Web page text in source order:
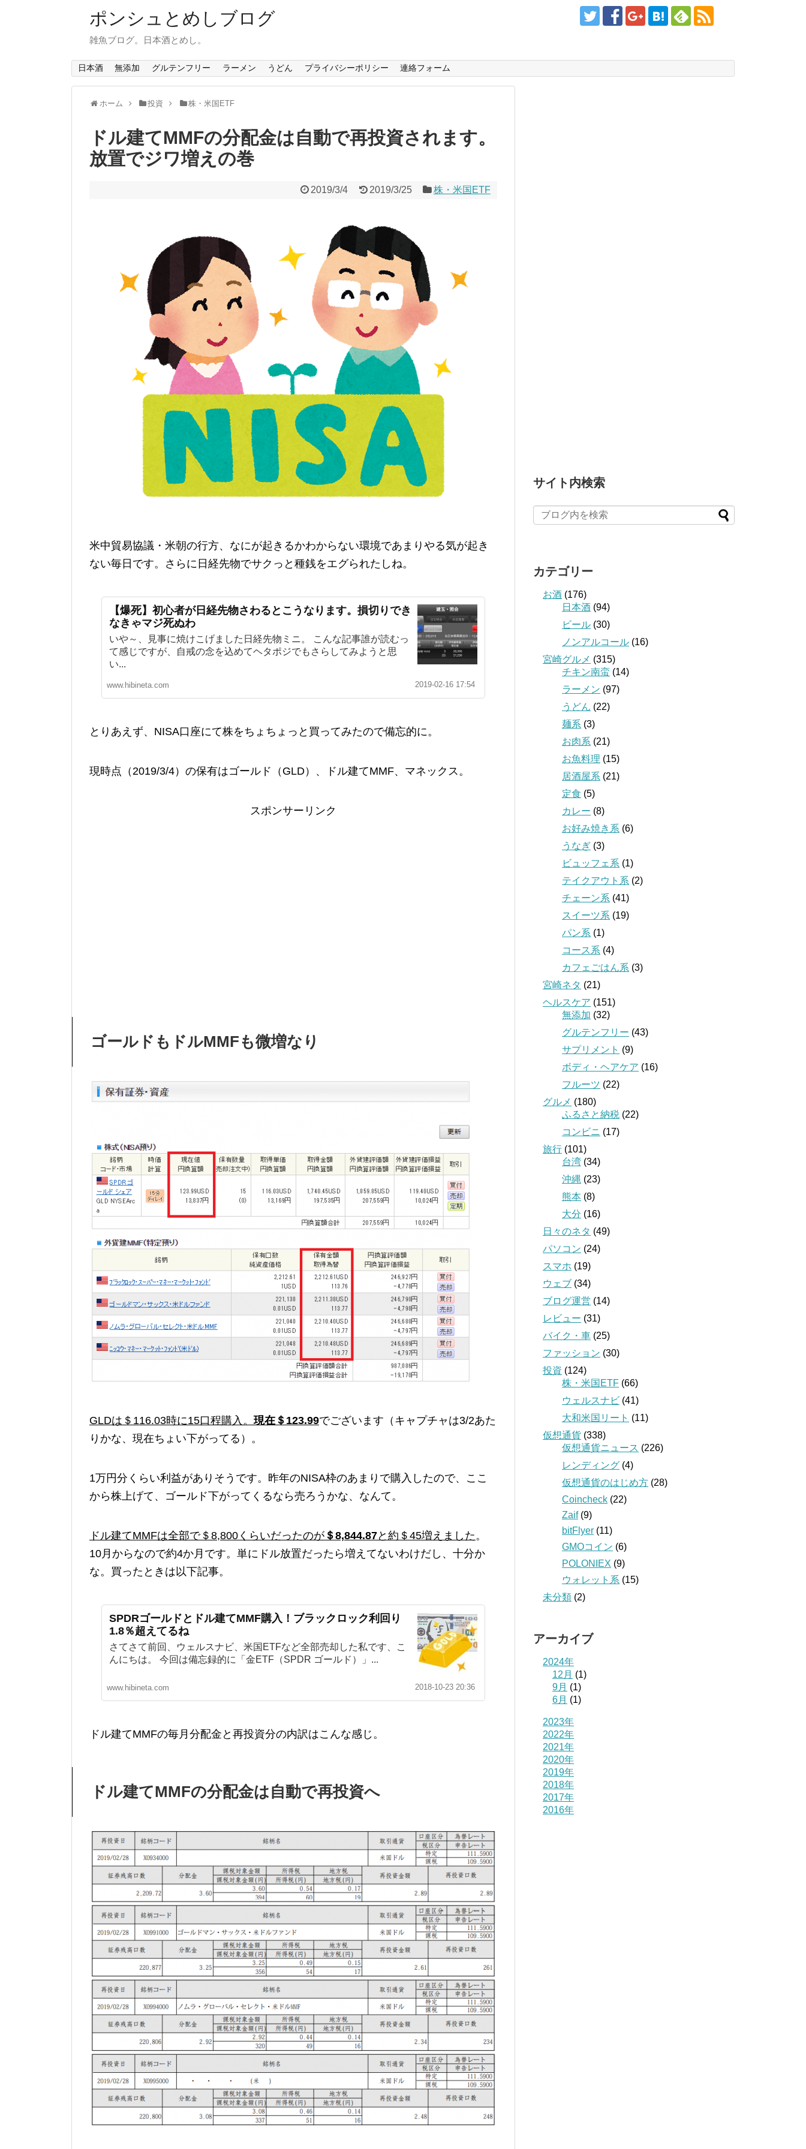
ポンシュとめしブログ
雑魚ブログ。日本酒とめし。
日本酒 無添加 グルテンフリー ラーメン うどん プライバシーポリシー 連絡フォーム
ホーム 投資 株・米国ETF
ドル建てMMFの分配金は自動で再投資されます。
放置でジワ増えの巻
2019/3/4 2019/3/25 株・米国ETF
米中貿易協議・米朝の行方、なにが起きるかわからない環境であまりやる気が起き
ない毎日です。さらに日経先物でサクっと種銭をエグられたしね。
【爆死】初心者が日経先物さわるとこうなります。損切りでき
なきゃマジ死ぬわ
いや～、見事に焼けこげました日経先物ミニ。 こんな記事誰が読むっ
て感じですが、自戒の念を込めてヘタポジでもさらしてみようと思
い...
www.hibineta.com 2019-02-16 17:54
とりあえず、NISA口座にて株をちょちょっと買ってみたので備忘的に。
現時点（2019/3/4）の保有はゴールド（GLD）、ドル建てMMF、マネックス。
スポンサーリンク
ゴールドもドルMMFも微増なり
GLDは＄116.03時に15口程購入。 現在＄123.99でございます（キャプチャは3/2あた
りかな、現在ちょい下がってる）。
1万円分くらい利益がありそうです。昨年のNISA枠のあまりで購入したので、ここ
から株上げて、ゴールド下がってくるなら売ろうかな、なんて。
ドル建てMMFは全部で＄8,800くらいだったのが ＄8,844.87と約＄45増えました。
10月からなので約4か月です。単にドル放置だったら増えてないわけだし、十分か
な。買ったときは以下記事。
SPDRゴールドとドル建てMMF購入！ブラックロック利回り
1.8％超えてるね
さてさて前回、ウェルスナビ、米国ETFなど全部売却した私です、こ
んにちは。 今回は備忘録的に「金ETF（SPDR ゴールド）」...
www.hibineta.com 2018-10-23 20:36
ドル建てMMFの毎月分配金と再投資分の内訳はこんな感じ。
ドル建てMMFの分配金は自動で再投資へ
サイト内検索
カテゴリー
お酒 (176)
日本酒 (94)
ビール (30)
ノンアルコール (16)
宮崎グルメ (315)
チキン南蛮 (14)
ラーメン (97)
うどん (22)
麺系 (3)
お肉系 (21)
お魚料理 (15)
居酒屋系 (21)
定食 (5)
カレー (8)
お好み焼き系 (6)
うなぎ (3)
ビュッフェ系 (1)
テイクアウト系 (2)
チェーン系 (41)
スイーツ系 (19)
パン系 (1)
コース系 (4)
カフェごはん系 (3)
宮崎ネタ (21)
ヘルスケア (151)
無添加 (32)
グルテンフリー (43)
サプリメント (9)
ボディ・ヘアケア (16)
フルーツ (22)
グルメ (180)
ふるさと納税 (22)
コンビニ (17)
旅行 (101)
台湾 (34)
沖縄 (23)
熊本 (8)
大分 (16)
日々のネタ (49)
パソコン (24)
スマホ (19)
ウェブ (34)
ブログ運営 (14)
レビュー (31)
バイク・車 (25)
ファッション (30)
投資 (124)
株・米国ETF (66)
ウェルスナビ (41)
大和米国リート (11)
仮想通貨 (338)
仮想通貨ニュース (226)
レンディング (4)
仮想通貨のはじめ方 (28)
Coincheck (22)
Zaif(9)
bitFlyer (11)
GMOコイン (6)
POLONIEX (9)
ウォレット系 (15)
未分類 (2)
アーカイブ
2024年
12月 (1)
9月 (1)
6月 (1)
2023年
2022年
2021年
2020年
2019年
2018年
2017年
2016年